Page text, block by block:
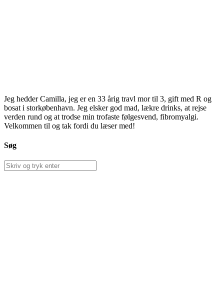
Jeg hedder Camilla, jeg er en 33 årig travl mor til 3, gift med R og
bosat i storkøbenhavn. Jeg elsker god mad, lækre drinks, at rejse
verden rund og at trodse min trofaste følgesvend, fibromyalgi.
Velkommen til og tak fordi du læser med!
Søg